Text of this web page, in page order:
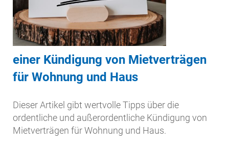
einer Kündigung von Mietverträgen
für Wohnung und Haus
Dieser Artikel gibt wertvolle Tipps über die
ordentliche und außerordentliche Kündigung von
Mietverträgen für Wohnung und Haus.